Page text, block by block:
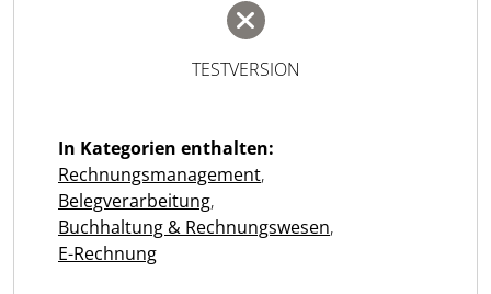
TESTVERSION
In Kategorien enthalten:
Rechnungsmanagement,
Belegverarbeitung,
Buchhaltung & Rechnungswesen,
E-Rechnung